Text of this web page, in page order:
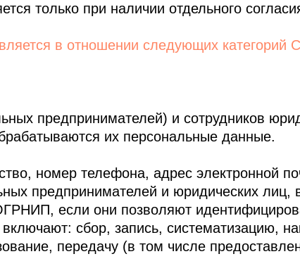
только при наличии отдельного
в отношении следующих категорий
предпринимателей) и сотрудников
их персональные данные.
номер телефона, адрес электронной
предпринимателей и юридических лиц,
если они позволяют
сбор, запись, систематизацию,
передачу (в том числе